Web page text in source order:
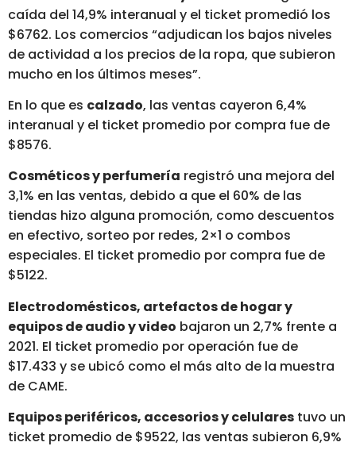
caída del 14,9% interanual y el ticket promedió los
$6762. Los comercios “adjudican los bajos niveles
de actividad a los precios de la ropa, que subieron
mucho en los últimos meses”.
En lo que es calzado, las ventas cayeron 6,4%
interanual y el ticket promedio por compra fue de
$8576.
Cosméticos y perfumería registró una mejora del
3,1% en las ventas, debido a que el 60% de las
tiendas hizo alguna promoción, como descuentos
en efectivo, sorteo por redes, 2×1 o combos
especiales. El ticket promedio por compra fue de
$5122.
Electrodomésticos, artefactos de hogar y
equipos de audio y video bajaron un 2,7% frente a
2021. El ticket promedio por operación fue de
$17.433 y se ubicó como el más alto de la muestra
de CAME.
Equipos periféricos, accesorios y celulares tuvo un
ticket promedio de $9522, las ventas subieron 6,9%